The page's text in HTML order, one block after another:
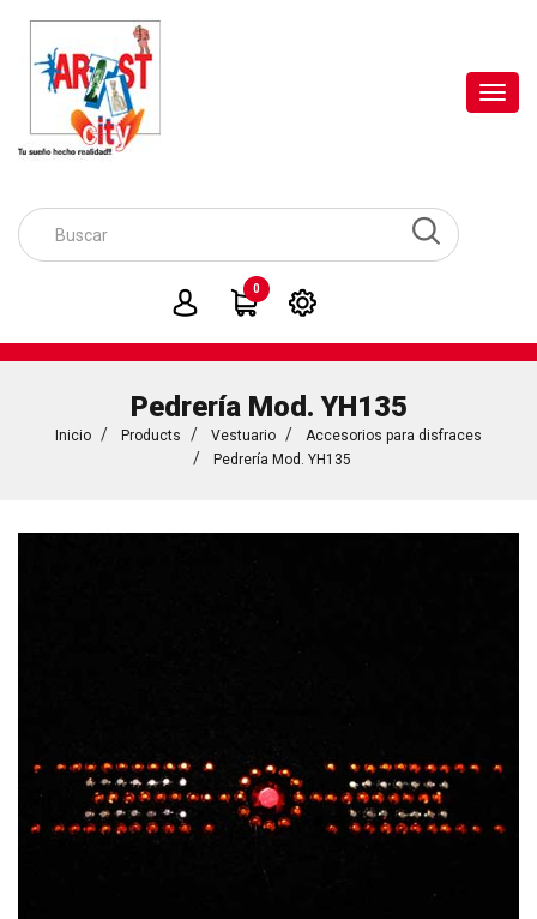
0
Pedrería Mod. YH135
Inicio Products Vestuario
Accesorios para disfraces
Pedrería Mod. YH135